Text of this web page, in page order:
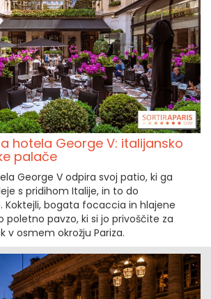
hotela George V: italijansko
palače
George V odpira svoj patio, ki ga
s pridihom Italije, in to do
Koktejli, bogata focaccia in hlajene
poletno pavzo, ki si jo privoščite za
v osmem okrožju Pariza.